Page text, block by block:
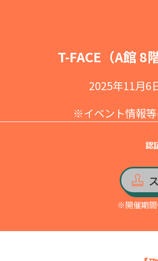
T-FACE（A館 8
2025年11月6
※イベント情報等
認
※開催期間